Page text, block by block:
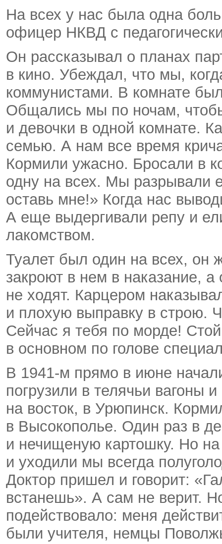
На всех у нас была одна
офицер НКВД с
Он рассказывал о планах
в кино. Убеждал, что мы,
коммунистами. В комнате
Общались мы по ночам,
и девочки в одной комнате.
семью. А нам все время
Кормили ужасно. Бросали в
одну на всех. Мы разрывали
оставь мне!» Когда нас
А еще выдергивали репу и
лакомством.
Туалет был один на всех, он
закроют в нем в наказание,
не ходят. Карцером
и плохую выправку в строю.
Сейчас я тебя по морде!
в основном по голове
В 1941-м прямо в июне
погрузили в телячьи вагоны
на восток, в Урюпинск.
в Высокополье. Один раз в
и нечищеную картошку. Но на
и уходили мы всегда
Доктор пришел и говорит:
встанешь». А сам не верит.
подействовало: меня
были учителя, немцы